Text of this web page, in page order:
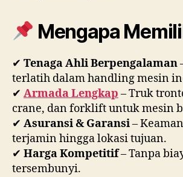
Mengapa
✔ Tenaga Ahli Berpengalaman
terlatih dalam handling mesin
✔ Armada Lengkap – Truk
crane, dan forklift untuk mesin
✔ Asuransi & Garansi–
terjamin hingga lokasi tujuan.
✔ Harga Kompetitif– Tanpa
tersembunyi.